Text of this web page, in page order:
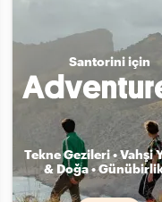
Santorini için
Tekne Gezileri • Vahşi
& Doğa •